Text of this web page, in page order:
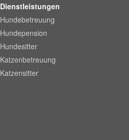
Dienstleistungen
Hundebetreuung
Hundepension
Hundesitter
Katzenbetreuung
Katzensitter